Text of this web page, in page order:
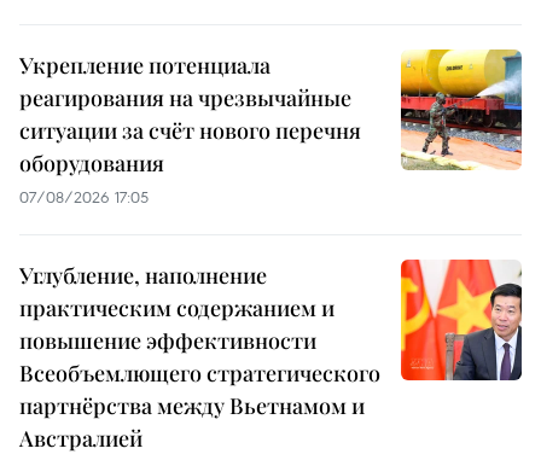
Укрепление потенциала
реагирования на чрезвычайные
ситуации за счёт нового перечня
оборудования
07/08/2026 17:05
Углубление, наполнение
практическим содержанием и
повышение эффективности
Всеобъемлющего стратегического
партнёрства между Вьетнамом и
Австралией